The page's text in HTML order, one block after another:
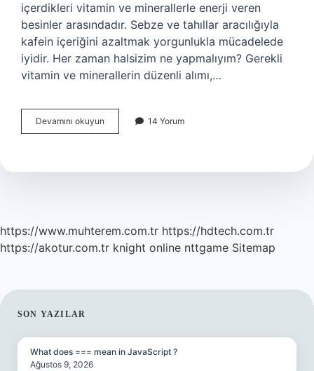
içerdikleri vitamin ve minerallerle enerji veren
besinler arasındadır. Sebze ve tahıllar aracılığıyla
kafein içeriğini azaltmak yorgunlukla mücadelede
iyidir. Her zaman halsizim ne yapmalıyım? Gerekli
vitamin ve minerallerin düzenli alımı,…
Devamını okuyun
Halsizim
Olabilirim
14 Yorum
https://www.muhterem.com.tr https://hdtech.com.tr
https://akotur.com.tr knight online nttgame Sitemap
SIDEBAR
SON YAZILAR
What does === mean in JavaScript ?
Ağustos 9, 2026